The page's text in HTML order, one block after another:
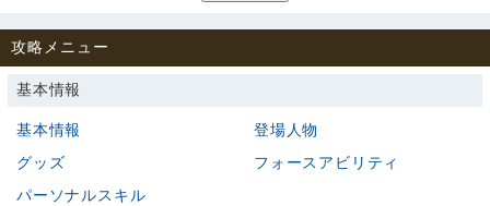
攻略メニュー
基本情報
基本情報
登場人物
グッズ
フォースアビリティ
パーソナルスキル